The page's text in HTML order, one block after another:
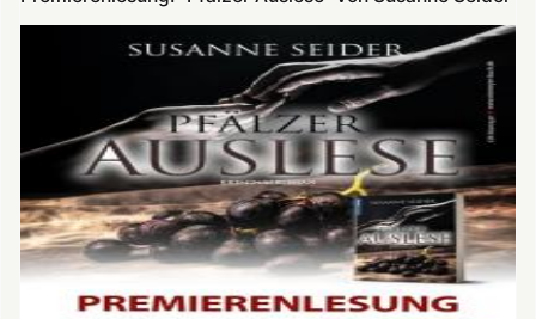
-
Beil
in
der
Nikolauskapelle